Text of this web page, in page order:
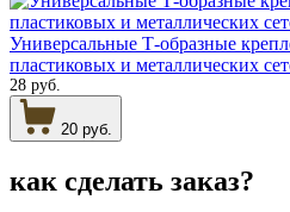
Универсальные Т-образные
пластиковых и металлических
28 руб.
20 руб.
как сделать заказ?